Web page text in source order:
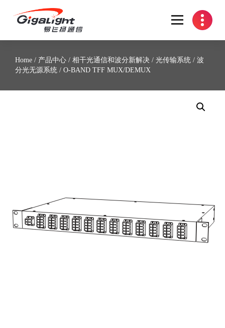
开放光网络器件的向导
Home / 产品中心 / 相干光通信和波分新解决 / 光传输系统 / 波
分光无源系统 / O-BAND TFF MUX/DEMUX